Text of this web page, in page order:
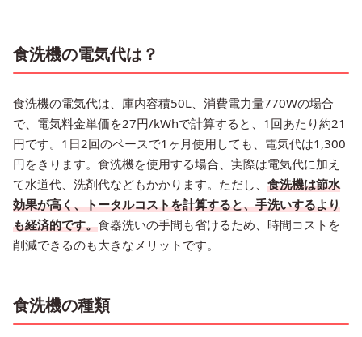
食洗機の電気代は？
食洗機の電気代は、庫内容積50L、消費電力量770Wの場合
で、電気料金単価を27円/kWhで計算すると、1回あたり約21
円です。1日2回のペースで1ヶ月使用しても、電気代は1,300
円をきります。食洗機を使用する場合、実際は電気代に加え
て水道代、洗剤代などもかかります。ただし、 食洗機は節水
効果が高く、トータルコストを計算すると、手洗いするより
も経済的です。食器洗いの手間も省けるため、時間コストを
削減できるのも大きなメリットです。
食洗機の種類